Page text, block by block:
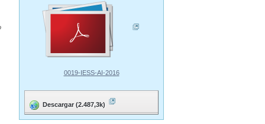
0019-IESS-AI-2016
Descargar (2.487,3k)